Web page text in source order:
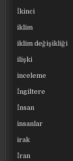
İkinci
iklim
iklim değişikliği
ilişki
inceleme
İngiltere
İnsan
insanlar
irak
İran